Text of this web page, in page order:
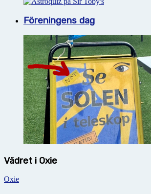
Föreningens dag
Vädret i Oxie
Oxie